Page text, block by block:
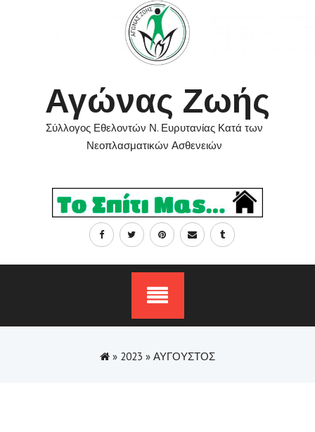
Αγώνας Ζωής
Σύλλογος Εθελοντών Ν. Ευρυτανίας Κατά των
Νεοπλασματικών Ασθενειών
» 2023 » ΑΎΓΟΥΣΤΟΣ